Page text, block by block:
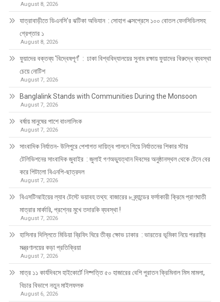
August 8, 2026
যাত্রাবাড়ীতে ডিএনসি’র ঝটিকা অভিযান : সোহাগ এক্সপ্রেসে ১০০ বোতল ফেনসিডিলসহ
গ্রেপ্তার ১
August 8, 2026
ফুয়াদের বক্তব্য ‘বিদ্বেষপূর্ণ’ : ঢাকা বিশ্ববিদ্যালয়ের সুনাম রক্ষায় ফুয়াদের বিরুদ্ধে ব্যবস্থা
চেয়ে নোটিশ
August 7, 2026
Banglalink Stands with Communities During the Monsoon
August 7, 2026
বর্ষায় মানুষের পাশে বাংলালিংক
August 7, 2026
সাংবাদিক নির্যাতন- উলিপুরে পেশাগত দায়িত্ব পালনে গিয়ে নির্যাতনের শিকার স্টার
টেলিভিশনের সাংবাদিক জুবাইর : জুলাই গণঅভ্যুত্থান দিবসের অনুষ্ঠানস্থল থেকে টেনে বের
করে পিটালো বিএনপি-ছাত্রদল
August 7, 2026
বিএসটিআইয়ের ল্যাব টেস্টে ভয়াবহ তথ্য: বাজারের ৮ ব্র্যান্ডের ফর্সাকারী ক্রিমে প্রাণঘাতী
মাত্রার মার্কারি, প্রশ্নের মুখে তদারকি ব্যবস্থা !
August 7, 2026
হাসিনার দিল্লিতে মিডিয়া ব্রিফিং ঘিরে তীব্র ক্ষোভ ঢাকার : ভারতের ভূমিকা নিয়ে পররাষ্ট্র
মন্ত্রণালয়ের কড়া প্রতিক্রিয়া
August 7, 2026
মাত্র ১১ কার্যদিবসে হাইকোর্টে নিষ্পত্তি ৫০ হাজারের বেশি পুরাতন ক্রিমিনাল মিস মামলা,
বিচার বিভাগে নতুন মাইলফলক
August 6, 2026